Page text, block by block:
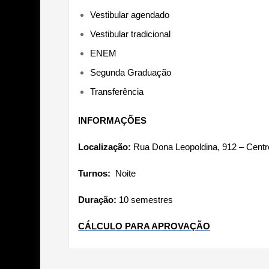
Vestibular agendado
Vestibular tradicional
ENEM
Segunda Graduação
Transferência
INFORMAÇÕES
Localização: Rua Dona Leopoldina, 912 –
Turnos: Noite
Duração: 10 semestres
CÁLCULO PARA APROVAÇÃO